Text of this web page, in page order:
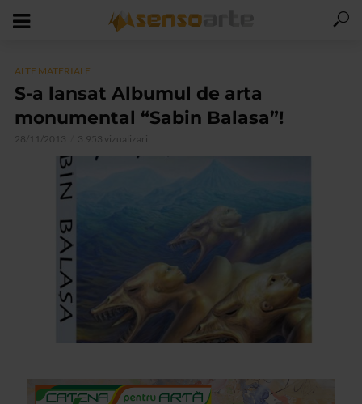
ALTE MATERIALE
S-a lansat Albumul de arta
monumental “Sabin Balasa”!
28/11/2013 3.953 vizualizari